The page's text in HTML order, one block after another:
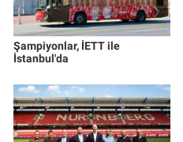
Şampiyonlar, İETT ile
İstanbul'da